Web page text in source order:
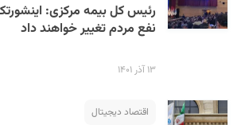
رئیس کل بیمه مرکزی:
نفع مردم تغییر خواهند داد
۱۳ آذر ۱۴۰۱
اقتصاد دیجیتال